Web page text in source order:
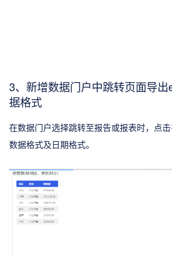
3、新增数据门户中跳转页面导
据格式
在数据门户选择跳转至报告或报表时，点
数据格式及日期格式。